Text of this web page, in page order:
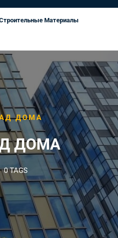
Материалы
ДОМА
ДОМА
0 TAGS